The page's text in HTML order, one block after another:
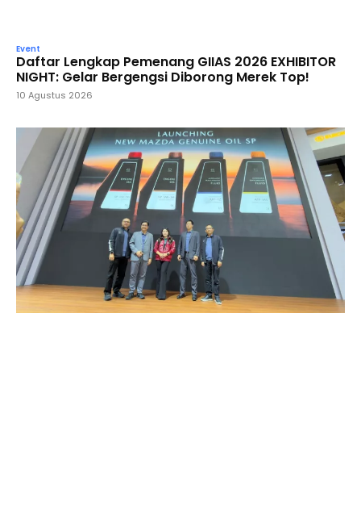
Event
Daftar Lengkap Pemenang GIIAS 2026 EXHIBITOR
NIGHT: Gelar Bergengsi Diborong Merek Top!
10 Agustus 2026